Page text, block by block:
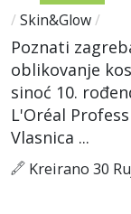
/ Skin&Glow/
Poznati
oblikovanje
sinoć 10.
L'Oréal
Vlasnica ...
Kreirano 30